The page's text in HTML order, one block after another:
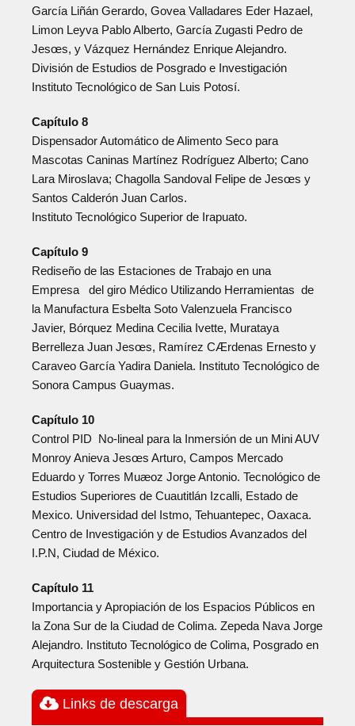
García Liñán Gerardo, Govea Valladares Eder Hazael,
Limon Leyva Pablo Alberto, García Zugasti Pedro de
Jesœs, y Vázquez Hernández Enrique Alejandro.
División de Estudios de Posgrado e Investigación
Instituto Tecnológico de San Luis Potosí.
Capítulo 8
Dispensador Automático de Alimento Seco para
Mascotas Caninas Martínez Rodríguez Alberto; Cano
Lara Miroslava; Chagolla Sandoval Felipe de Jesœs y
Santos Calderón Juan Carlos.
Instituto Tecnológico Superior de Irapuato.
Capítulo 9
Rediseño de las Estaciones de Trabajo en una
Empresa del giro Médico Utilizando Herramientas de
la Manufactura Esbelta Soto Valenzuela Francisco
Javier, Bórquez Medina Cecilia Ivette, Murataya
Berrelleza Juan Jesœs, Ramírez CÆrdenas Ernesto y
Caraveo García Yadira Daniela. Instituto Tecnológico de
Sonora Campus Guaymas.
Capítulo 10
Control PID No-lineal para la Inmersión de un Mini AUV
Monroy Anieva Jesœs Arturo, Campos Mercado
Eduardo y Torres Muæoz Jorge Antonio. Tecnológico de
Estudios Superiores de Cuautitlán Izcalli, Estado de
Mexico. Universidad del Istmo, Tehuantepec, Oaxaca.
Centro de Investigación y de Estudios Avanzados del
I.P.N, Ciudad de México.
Capítulo 11
Importancia y Apropiación de los Espacios Públicos en
la Zona Sur de la Ciudad de Colima. Zepeda Nava Jorge
Alejandro. Instituto Tecnológico de Colima, Posgrado en
Arquitectura Sostenible y Gestión Urbana.
Links de descarga